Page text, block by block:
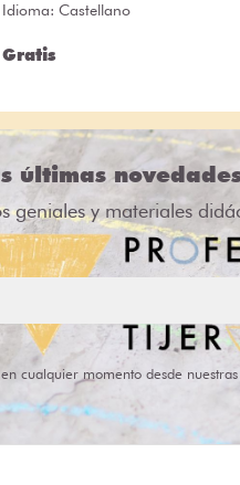
Idioma: Castellano
Gratis
últimas
y materiales
cualquier momento desde